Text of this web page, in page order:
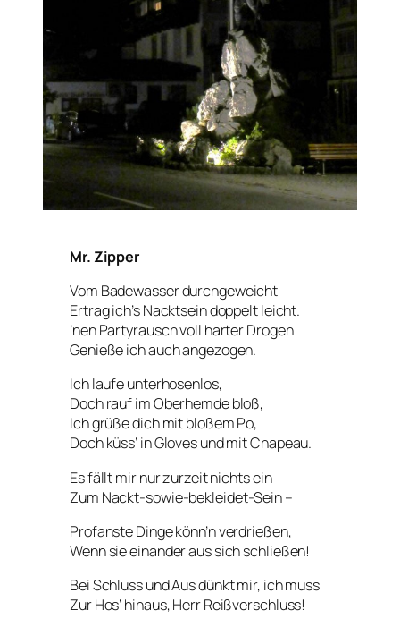
Mr. Zipper
Vom Badewasser durchgeweicht
Ertrag ich’s Nacktsein doppelt leicht.
’nen Partyrausch voll harter Drogen
Genieße ich auch angezogen.
Ich laufe unterhosenlos,
Doch rauf im Oberhemde bloß,
Ich grüße dich mit bloßem Po,
Doch küss‘ in Gloves und mit Chapeau.
Es fällt mir nur zurzeit nichts ein
Zum Nackt-sowie-bekleidet-Sein –
Profanste Dinge könn’n verdrießen,
Wenn sie einander aus sich schließen!
Bei Schluss und Aus dünkt mir, ich muss
Zur Hos‘ hinaus, Herr Reißverschluss!